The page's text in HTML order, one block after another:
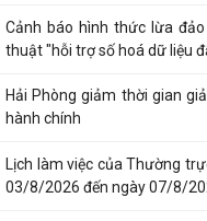
TIN MỚI
Thông báo kết quả kỳ xét
viên phổ thông công lập từ
Cảnh báo hình thức lừa
thuật "hỗi trợ số hoá dữ liệu
Hải Phòng giảm thời gian
hành chính